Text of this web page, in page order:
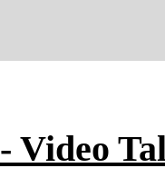
- Video